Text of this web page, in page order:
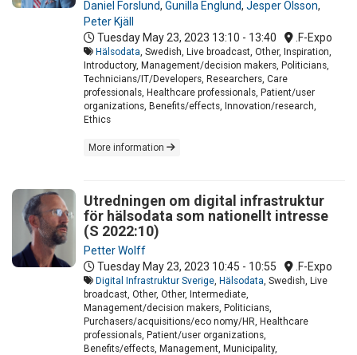
Daniel Forslund, Gunilla Englund, Jesper Olsson,
Peter Kjäll
Tuesday May 23, 2023 13:10 - 13:40 .F-Expo
Hälsodata , Swedish, Live broadcast, Other, Inspiration,
Introductory, Management/decision makers, Politicians,
Technicians/IT/Developers, Researchers, Care
professionals, Healthcare professionals, Patient/user
organizations, Benefits/effects, Innovation/research,
Ethics
More information
Utredningen om digital infrastruktur
för hälsodata som nationellt intresse
(S 2022:10)
Petter Wolff
Tuesday May 23, 2023 10:45 - 10:55 .F-Expo
Digital Infrastruktur Sverige Hälsodata , Swedish, Live
broadcast, Other, Other, Intermediate,
Management/decision makers, Politicians,
Purchasers/acquisitions/eco nomy/HR, Healthcare
professionals, Patient/user organizations,
Benefits/effects, Management, Municipality,